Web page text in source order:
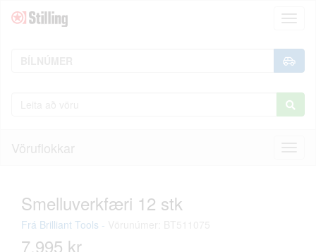
Vöruflokkar
Smelluverkfæri 12 stk
Frá Brilliant Tools -
7.995 kr